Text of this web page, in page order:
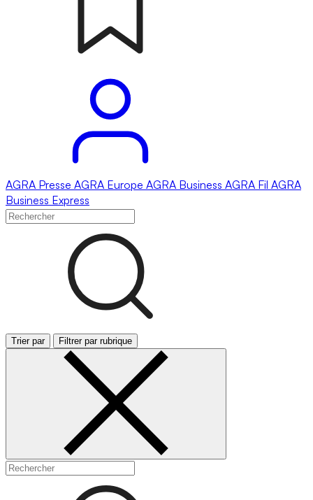
AGRA Presse AGRA Europe AGRA Business AGRA Fil AGRA
Business Express
Trier par Filtrer par rubrique